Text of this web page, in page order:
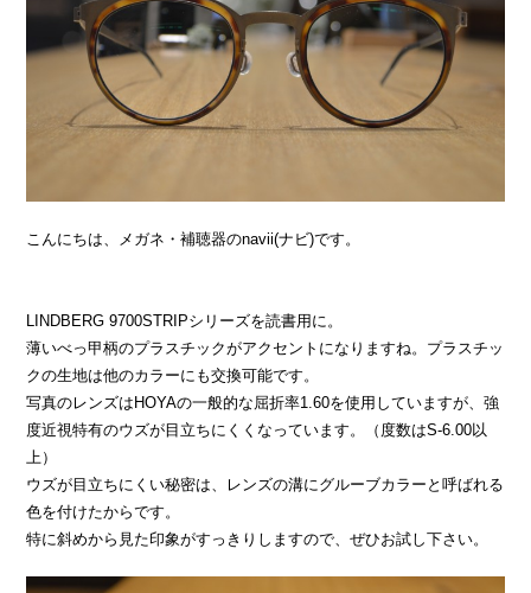
こんにちは、メガネ・補聴器のnavii(ナビ)です。
LINDBERG 9700STRIPシリーズを読書用に。
薄いべっ甲柄のプラスチックがアクセントになりますね。プラスチッ
クの生地は他のカラーにも交換可能です。
写真のレンズはHOYAの一般的な屈折率1.60を使用していますが、強
度近視特有のウズが目立ちにくくなっています。（度数はS-6.00以
上）
ウズが目立ちにくい秘密は、レンズの溝にグルーブカラーと呼ばれる
色を付けたからです。
特に斜めから見た印象がすっきりしますので、ぜひお試し下さい。